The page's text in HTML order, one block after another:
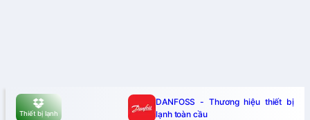
Thiết bị lạnh
DANFOSS - Thương hiệu thiết bị
lạnh toàn cầu